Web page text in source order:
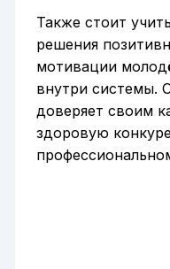
Также стоит
решения
мотивации
внутри системы.
доверяет своим
здоровую